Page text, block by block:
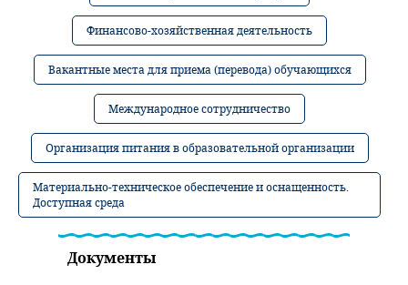
Финансово-хозяйственная деятельность
Вакантные места для приема (перевода) обучающихся
Международное сотрудничество
Организация питания в образовательной организации
Материально-техническое обеспечение и оснащенность.
Доступная среда
Документы